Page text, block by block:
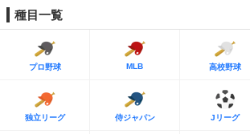
種目一覧
プロ野球 MLB 高校野球
独立リーグ 侍ジャパン Jリーグ